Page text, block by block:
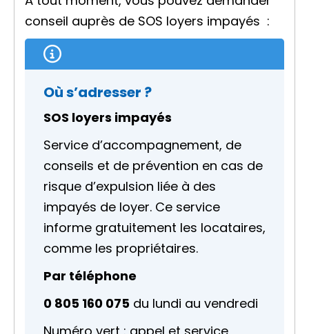
conseil auprès de SOS loyers impayés :
Où s’adresser ?
SOS loyers impayés
Service d’accompagnement, de
conseils et de prévention en cas de
risque d’expulsion liée à des
impayés de loyer. Ce service
informe gratuitement les locataires,
comme les propriétaires.
Par téléphone
0 805 160 075 du lundi au vendredi